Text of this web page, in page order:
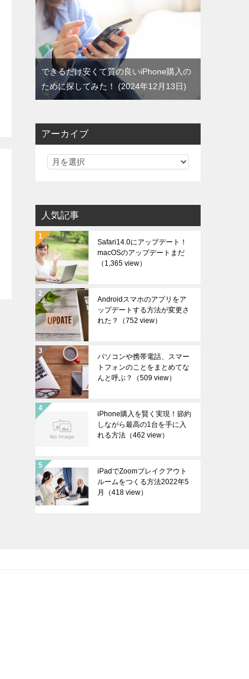
できるだけ安くて質の良いiPhone購入の
ために探してみた！
2024年12月13日
アーカイブ
人気記事
Safari14.0にアップデート！
macOSのアップデートまだ
（1,365 view）
Androidスマホのアプリをア
ップデートする方法が変更さ
れた？
（752 view）
パソコンや携帯電話、スマー
トフォンのことをまとめてな
んと呼ぶ？
（509 view）
iPhone購入を賢く実現！節約
しながら最高の1台を手に入
れる方法 （462 view）
iPadでZoomブレイクアウト
ルームをつくる方法2022年5
月
（418 view）